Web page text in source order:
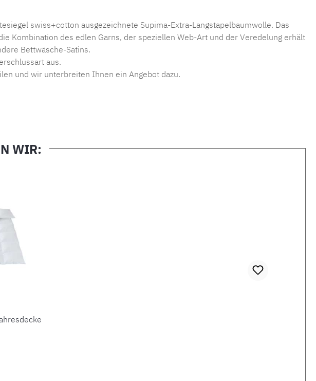
swiss+cotton ausgezeichnete Supima-Extra-Langstapelbaumwolle. Das
Kombination des edlen Garns, der speziellen Web-Art und der Veredelung erhält
Bettwäsche-Satins.
aus.
und wir unterbreiten Ihnen ein Angebot dazu.
WIR: